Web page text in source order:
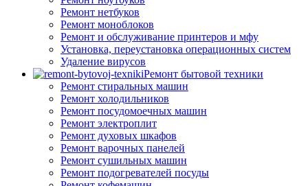
Ремонт нетбуков
Ремонт моноблоков
Ремонт и обслуживание принтеров и мфу
Установка, переустановка операционных систем
Удаление вирусов
Ремонт бытовой техники
Ремонт стиральных машин
Ремонт холодильников
Ремонт посудомоечных машин
Ремонт электроплит
Ремонт духовых шкафов
Ремонт варочных панелей
Ремонт сушильных машин
Ремонт подогревателей посуды